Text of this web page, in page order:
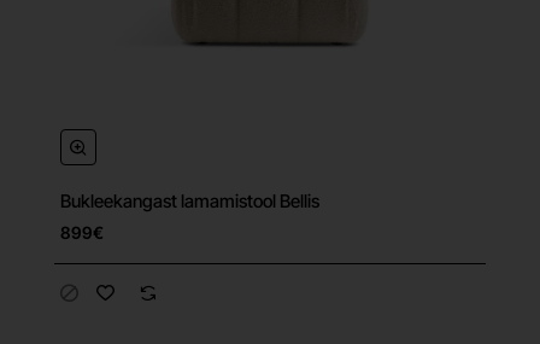
Bukleekangast lamamistool Bellis
899€